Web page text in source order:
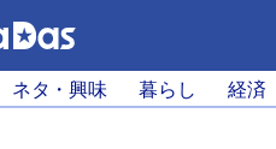
ネタ・興味 暮らし 経済